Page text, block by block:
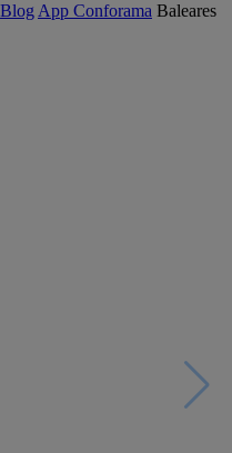
Blog App Conforama Baleares